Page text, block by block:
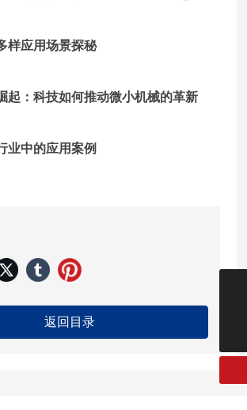
样应用场景探秘
起：科技如何推动微小机械的革新
业中的应用案例
返回目录
tzsmxzc@163.com